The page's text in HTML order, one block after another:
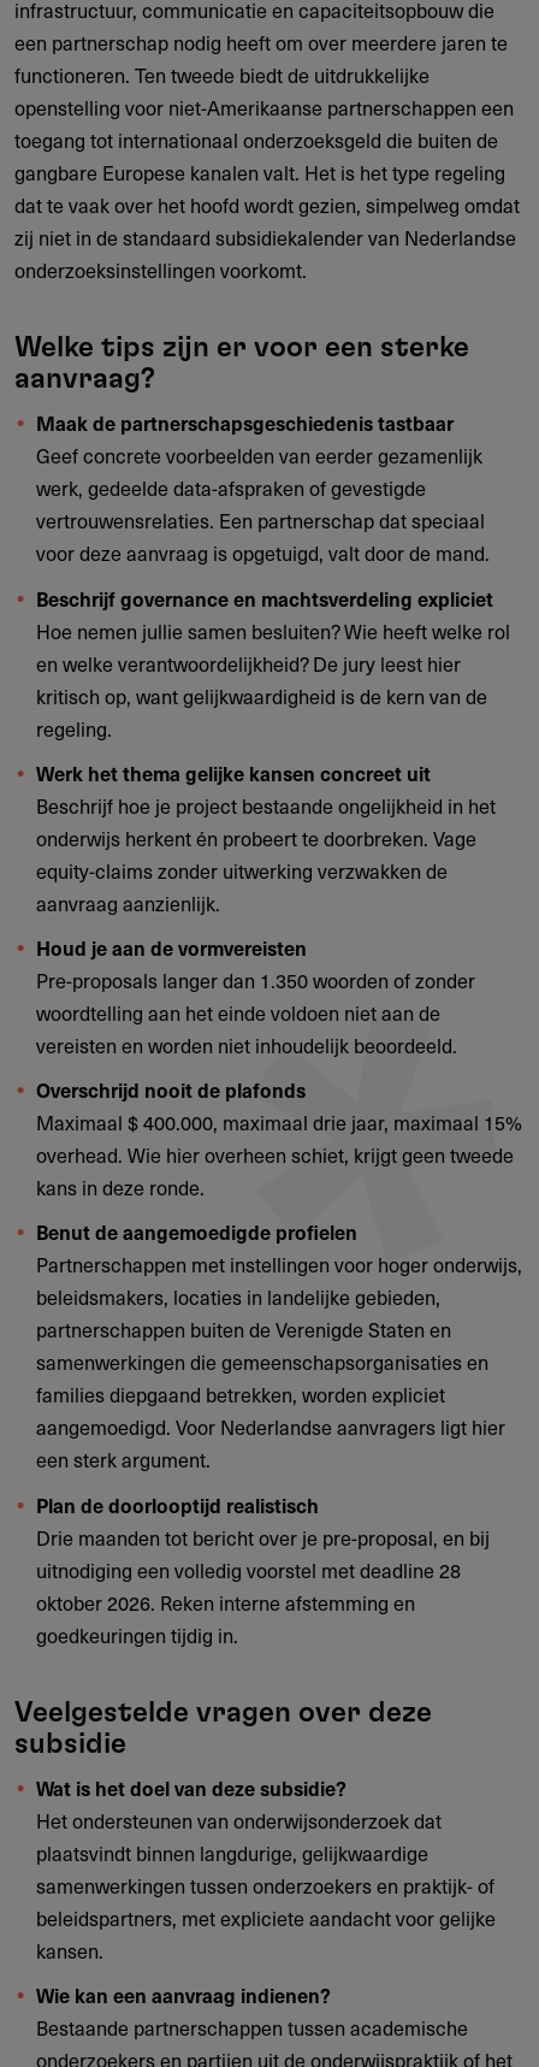
infrastructuur, communicatie en capaciteitsopbouw die
een partnerschap nodig heeft om over meerdere jaren te
functioneren. Ten tweede biedt de uitdrukkelijke
openstelling voor niet-Amerikaanse partnerschappen een
toegang tot internationaal onderzoeksgeld die buiten de
gangbare Europese kanalen valt. Het is het type regeling
dat te vaak over het hoofd wordt gezien, simpelweg omdat
zij niet in de standaard subsidiekalender van Nederlandse
onderzoeksinstellingen voorkomt.
Welke tips zijn er voor een sterke
aanvraag?
Maak de partnerschapsgeschiedenis tastbaar
Geef concrete voorbeelden van eerder gezamenlijk
werk, gedeelde data-afspraken of gevestigde
vertrouwensrelaties. Een partnerschap dat speciaal
voor deze aanvraag is opgetuigd, valt door de mand.
Beschrijf governance en machtsverdeling expliciet
Hoe nemen jullie samen besluiten? Wie heeft welke rol
en welke verantwoordelijkheid? De jury leest hier
kritisch op, want gelijkwaardigheid is de kern van de
regeling.
Werk het thema gelijke kansen concreet uit
Beschrijf hoe je project bestaande ongelijkheid in het
onderwijs herkent én probeert te doorbreken. Vage
equity-claims zonder uitwerking verzwakken de
aanvraag aanzienlijk.
Houd je aan de vormvereisten
Pre-proposals langer dan 1.350 woorden of zonder
woordtelling aan het einde voldoen niet aan de
vereisten en worden niet inhoudelijk beoordeeld.
Overschrijd nooit de plafonds
Maximaal $ 400.000, maximaal drie jaar, maximaal 15%
overhead. Wie hier overheen schiet, krijgt geen tweede
kans in deze ronde.
Benut de aangemoedigde profielen
Partnerschappen met instellingen voor hoger onderwijs,
beleidsmakers, locaties in landelijke gebieden,
partnerschappen buiten de Verenigde Staten en
samenwerkingen die gemeenschapsorganisaties en
families diepgaand betrekken, worden expliciet
aangemoedigd. Voor Nederlandse aanvragers ligt hier
een sterk argument.
Plan de doorlooptijd realistisch
Drie maanden tot bericht over je pre-proposal, en bij
uitnodiging een volledig voorstel met deadline 28
oktober 2026. Reken interne afstemming en
goedkeuringen tijdig in.
Veelgestelde vragen over deze
subsidie
Wat is het doel van deze subsidie?
Het ondersteunen van onderwijsonderzoek dat
plaatsvindt binnen langdurige, gelijkwaardige
samenwerkingen tussen onderzoekers en praktijk- of
beleidspartners, met expliciete aandacht voor gelijke
kansen.
Wie kan een aanvraag indienen?
Bestaande partnerschappen tussen academische
onderzoekers en partijen uit de onderwijspraktijk of het